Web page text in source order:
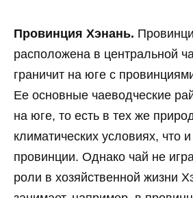
Провинция Хэнань.
расположена в центральной
граничит на юге с
Ее основные чаеводческие
на юге, то есть в тех же
климатических условиях, что
провинции. Однако чай не
роли в хозяйственной жизни